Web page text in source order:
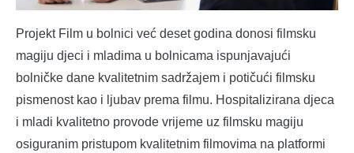
Projekt Film u bolnici već deset godina donosi filmsku
magiju djeci i mladima u bolnicama ispunjavajući
bolničke dane kvalitetnim sadržajem i potičući filmsku
pismenost kao i ljubav prema filmu. Hospitalizirana djeca
i mladi kvalitetno provode vrijeme uz filmsku magiju
osiguranim pristupom kvalitetnim filmovima na platformi